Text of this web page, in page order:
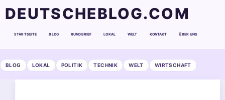
DEUTSCHEBLOG.COM
STARTSEITE BLOG RUNDBRIEF LOKAL WELT KONTAKT ÜBER UNS
BLOG LOKAL POLITIK TECHNIK WELT WIRTSCHAFT